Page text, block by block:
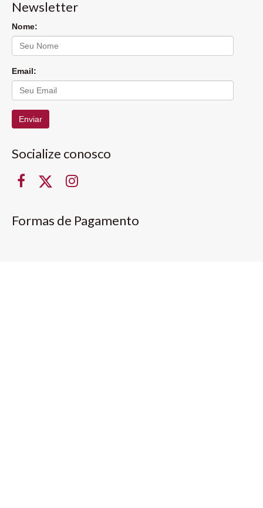
Newsletter
Nome:
Email:
Enviar
Socialize conosco
Formas de Pagamento